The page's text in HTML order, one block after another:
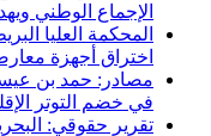
الإجماع الوطني
المحكمة العليا
اختراق أجهزة
مصادر: حمد بن
في خضم التوتر
تقرير حقوقي: